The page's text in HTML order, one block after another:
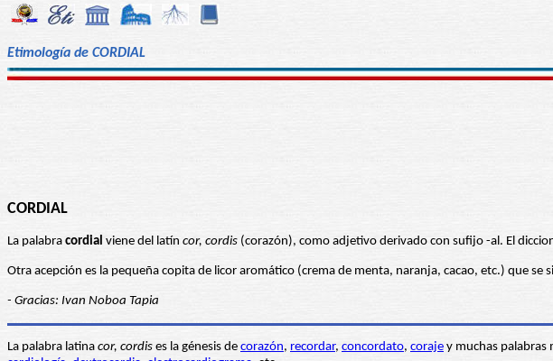
Etimología de CORDIAL
CORDIAL
La palabra cordial viene del latín cor, cordis (corazón), como adjetivo derivado con sufijo -al. El
Otra acepción es la pequeña copita de licor aromático (crema de menta, naranja, cacao, etc.) que se
- Gracias: Ivan Noboa Tapia
La palabra latina cor, cordis es la génesis de corazón, recordar, concordato, coraje y muchas palabras